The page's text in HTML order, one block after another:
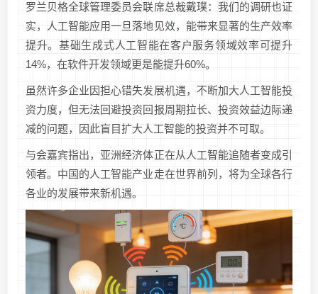
罗兰贝格全球管理委员会联席总裁戴璞：我们的调研也证
实，人工智能应用一旦落地见效，能带来显著的生产效率
提升。基础生成式人工智能在客户服务领域效率可提升
14%，在软件开发领域更是能提升60%。
虽然许多企业因担心错失发展机遇，不断加大人工智能投
资力度，但无法回避投资回报周期拉长、投资效益边际递
减的问题，因此盲目扩大人工智能的投资并不可取。
与会嘉宾指出，亚洲经济体正在从人工智能追随者变成引
领者。中国的人工智能产业走在世界前列，将为全球各行
各业的发展带来新机遇。